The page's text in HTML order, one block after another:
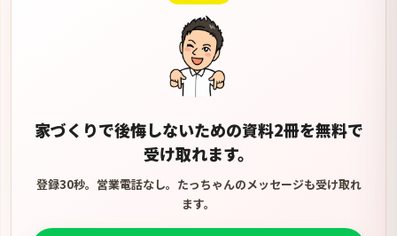
家づくりで後悔しないための資料2冊を無料で
受け取れます。
登録30秒。営業電話なし。たっちゃんのメッセージも受け取れ
ます。